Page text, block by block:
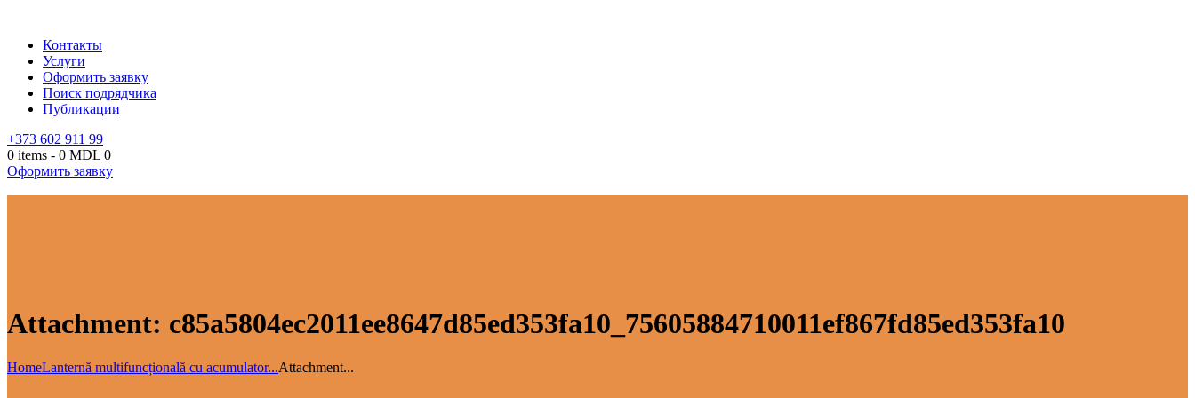
Контакты
Услуги
Оформить заявку
Поиск подрядчика
Публикации
+373 602 911 99
0 items - 0 MDL 0
Оформить заявку
Attachment: c85a5804ec2011ee8647d85ed353fa10_75605884710011ef867fd85ed353fa10
HomeLanternă multifuncțională cu acumulator...Attachment...